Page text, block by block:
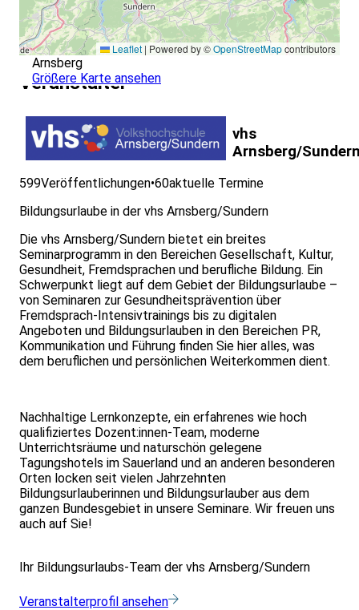
Leaflet | Powered by ©OpenStreetMapcontributors
Arnsberg
Größere Karte ansehen
Veranstalter
vhs
Arnsberg/
599Veröffentlichungen•60aktuelle Termine
Bildungsurlaube in der vhs Arnsberg/Sundern
Die vhs Arnsberg/Sundern bietet ein breites
Seminarprogramm in den Bereichen Gesellschaft, Kultur,
Gesundheit, Fremdsprachen und berufliche Bildung. Ein
Schwerpunkt liegt auf dem Gebiet der Bildungsurlaube –
von Seminaren zur Gesundheitsprävention über
Fremdsprach-Intensivtrainings bis zu digitalen
Angeboten und Bildungsurlauben in den Bereichen PR,
Kommunikation und Führung finden Sie hier alles, was
dem beruflichen und persönlichen Weiterkommen dient.
Nachhaltige Lernkonzepte, ein erfahrenes wie hoch
qualifiziertes Dozent:innen-Team, moderne
Unterrichtsräume und naturschön gelegene
Tagungshotels im Sauerland und an anderen besonderen
Orten locken seit vielen Jahrzehnten
Bildungsurlauberinnen und Bildungsurlauber aus dem
ganzen Bundesgebiet in unsere Seminare. Wir freuen uns
auch auf Sie!
Ihr Bildungsurlaubs-Team der vhs Arnsberg/Sundern
Veranstalterprofil ansehen